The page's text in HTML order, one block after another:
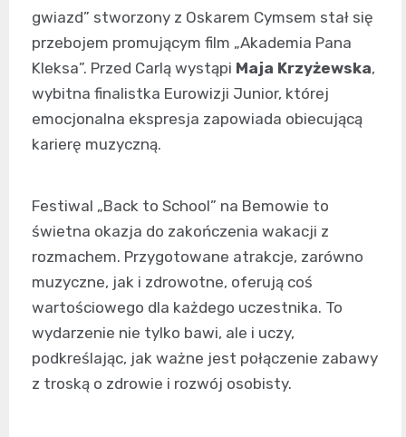
gwiazd” stworzony z Oskarem Cymsem stał się
przebojem promującym film „Akademia Pana
Kleksa”. Przed Carlą wystąpi Maja Krzyżewska,
wybitna finalistka Eurowizji Junior, której
emocjonalna ekspresja zapowiada obiecującą
karierę muzyczną.
Festiwal „Back to School” na Bemowie to
świetna okazja do zakończenia wakacji z
rozmachem. Przygotowane atrakcje, zarówno
muzyczne, jak i zdrowotne, oferują coś
wartościowego dla każdego uczestnika. To
wydarzenie nie tylko bawi, ale i uczy,
podkreślając, jak ważne jest połączenie zabawy
z troską o zdrowie i rozwój osobisty.